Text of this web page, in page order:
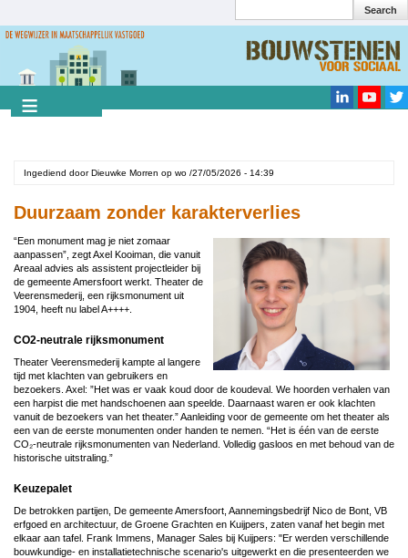
naar
gaan
Search
Ingediend doorDieuwke Morren op wo /27/05/2026 - 14:39
Duurzaam zonder karakterverlies
“Een monument mag je niet zomaar
aanpassen”, zegt Axel Kooiman, die vanuit
Areaal advies als assistent projectleider bij
de gemeente Amersfoort werkt. Theater de
Veerensmederij, een rijksmonument uit
1904, heeft nu label A++++.
CO2-neutrale rijksmonument
Theater Veerensmederij kampte al langere
tijd met klachten van gebruikers en
bezoekers. Axel: ”Het was er vaak koud door de koudeval. We hoorden verhalen van
een harpist die met handschoenen aan speelde. Daarnaast waren er ook klachten
vanuit de bezoekers van het theater.” Aanleiding voor de gemeente om het theater als
een van de eerste monumenten onder handen te nemen. “Het is één van de eerste
CO₂-neutrale rijksmonumenten van Nederland. Volledig gasloos en met behoud van de
historische uitstraling.”
Keuzepalet
De betrokken partijen, De gemeente Amersfoort, Aannemingsbedrijf Nico de Bont, VB
erfgoed en architectuur, de Groene Grachten en Kuijpers, zaten vanaf het begin met
elkaar aan tafel. Frank Immens, Manager Sales bij Kuijpers: "Er werden verschillende
bouwkundige- en installatietechnische scenario's uitgewerkt en die presenteerden we